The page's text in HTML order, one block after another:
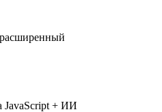
JavaScript + ИИ